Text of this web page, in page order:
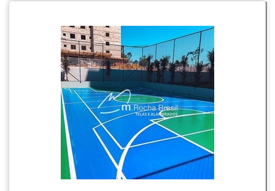
a durabilidade é ainda maior além da possibilid...